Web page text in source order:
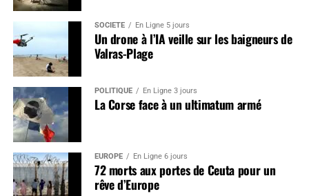
SOCIÉTÉ En Ligne 5 jours
Un drone à l’IA veille sur les baigneurs de
Valras-Plage
POLITIQUE En Ligne 3 jours
La Corse face à un ultimatum armé
EUROPE En Ligne 6 jours
72 morts aux portes de Ceuta pour un
rêve d’Europe